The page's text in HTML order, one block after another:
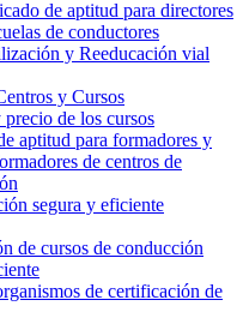
de aptitud para directores
de conductores
y Reeducación vial
y Cursos
de los cursos
aptitud para formadores y
de centros de
segura y eficiente
de cursos de conducción
de certificación de